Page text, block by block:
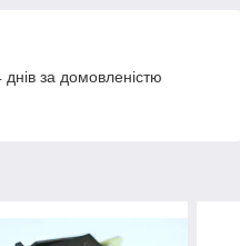
за домовленістю